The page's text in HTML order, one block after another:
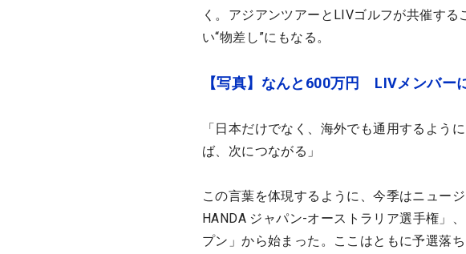
く。アジアンツアーとLIVゴルフが共催す
い“物差し”にもなる。
【写真】なんと600万円 LIVメンバー
「日本だけでなく、海外でも通用するよう
ば、次につながる」
この言葉を体現するように、今季はニュー
HANDA ジャパン-オーストラリア選手権」
プン」から始まった。ここはともに予選落